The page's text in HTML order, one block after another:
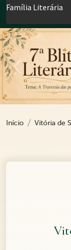
Previous
Início Vitória de